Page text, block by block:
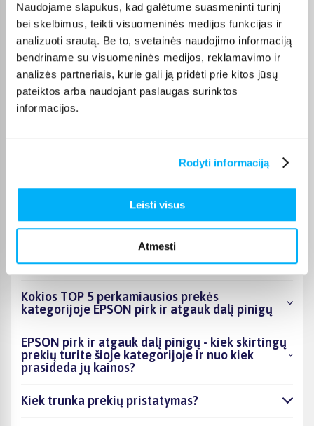
Naudojame slapukus, kad galėtume suasmeninti turinį
bei skelbimus, teikti visuomeninės medijos funkcijas ir
analizuoti srautą. Be to, svetainės naudojimo informaciją
bendriname su visuomeninės medijos, reklamavimo ir
analizės partneriais, kurie gali ją pridėti prie kitos jūsų
pateiktos arba naudojant paslaugas surinktos
informacijos.
Rodyti informaciją
Leisti visus
Atmesti
BIGBOX.LT suteikia galimybę prekes nuo 150 Eur įsigyti su
nemokamu 24 mėnesių lizingu. Tai patogu, kai prekę norite
pirkti išsimokėtinai, paskirstant mokėjimą dalimis. Užsakytos
prekės pristatomos visoje Lietuvoje: į paštomatus nuo 2,29 €, o
užsakymams nuo 499 € pristatymas į paštomatą nemokamas.
Kurjerio pristatymo kaina prasideda nuo 2,99 €.
Sandėlyje esančios prekės įprastai pristatomos per 1–2 darbo
nurodomas jos puslapyje. Pasirinktą prekę iš EPSON pirk ir
kurjerį arba, jei prekė atitinkamai pažymėta, atsiimti
DUK
Kokios TOP 5 perkamiausios prekės
kategorijoje EPSON pirk ir atgauk dalį pinigų
EPSON pirk ir atgauk dalį pinigų - kiek skirtingų
prekių turite šioje kategorijoje ir nuo kiek
prasideda jų kainos?
Kiek trunka prekių pristatymas?